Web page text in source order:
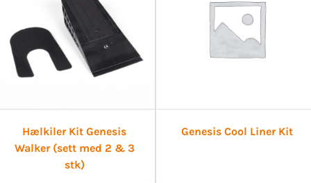
Hælkiler Kit Genesis
Walker (sett med 2 & 3
stk)
Genesis Cool Liner Kit